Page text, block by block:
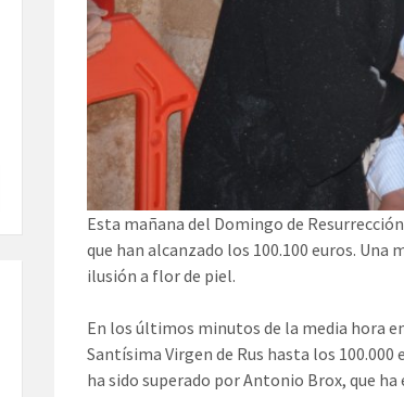
Esta mañana del Domingo de
que han alcanzado los 100.100 euros.
ilusión a flor de piel.
En los últimos minutos de la media hora
Santísima Virgen de Rus hasta los
ha sido superado por Antonio Brox, que